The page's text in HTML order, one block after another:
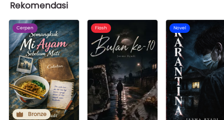
Rekomendasi
Cerpen
Bronze
Flash Novel